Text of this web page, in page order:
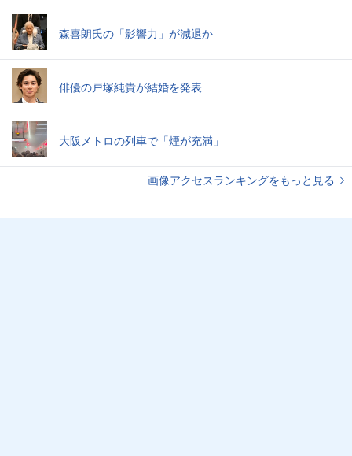
森喜朗氏の「影響力」が減退か
俳優の戸塚純貴が結婚を発表
大阪メトロの列車で「煙が充満」
画像アクセスランキングをもっと見る